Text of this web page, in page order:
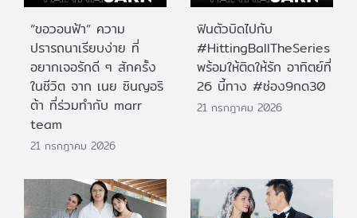
“ขอวอนฟ้า” ความ
ปรารถนาเรียบง่าย ที่
อยากเจอรักดี ๆ สักครั้ง
ในชีวิต จาก เนย ซินญอริ
ต้า ที่ร่วมทำกับ marr
team
21 กรกฎาคม 2026
ฟินตัวบิดไปกับ
#HittingBallTheSeries
พร้อมให้ติดให้รัก อาทิตย์ที่
26 นี้ทาง #ช่อง9กด30
21 กรกฎาคม 2026